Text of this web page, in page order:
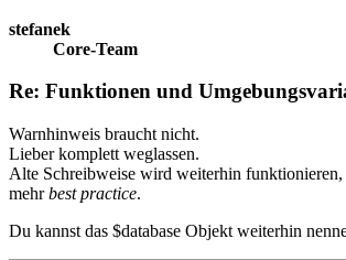
stefanek
Core-Team
Re: Funktionen und
Warnhinweis braucht nicht.
Lieber komplett weglassen.
Alte Schreibweise wird weiterhin
mehrbest practice.
Du kannst das $database Objekt weiterhin